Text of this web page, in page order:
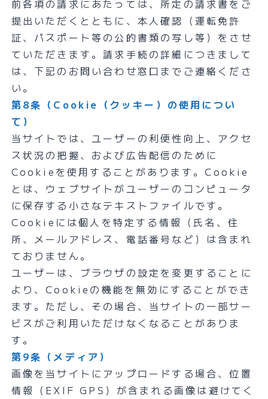
前各項の請求にあたっては、所定の請求書をご
提出いただくとともに、本人確認（運転免許
証、パスポート等の公的書類の写し等）をさせ
ていただきます。請求手続の詳細につきまして
は、下記のお問い合わせ窓口までご連絡くださ
い。
第8条（Cookie（クッキー）の使用につい
て）
当サイトでは、ユーザーの利便性向上、アクセ
ス状況の把握、および広告配信のために
Cookieを使用することがあります。Cookie
とは、ウェブサイトがユーザーのコンピュータ
に保存する小さなテキストファイルです。
Cookieには個人を特定する情報（氏名、住
所、メールアドレス、電話番号など）は含まれ
ておりません。
ユーザーは、ブラウザの設定を変更することに
より、Cookieの機能を無効にすることができ
ます。ただし、その場合、当サイトの一部サー
ビスがご利用いただけなくなることがありま
す。
第9条（メディア）
画像を当サイトにアップロードする場合、位置
情報（EXIF GPS）が含まれる画像は避けてく